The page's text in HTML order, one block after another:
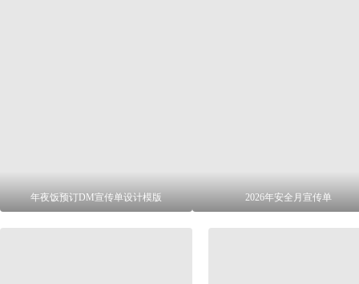
年夜饭预订DM宣传单设计模版 2026年安全月宣传单